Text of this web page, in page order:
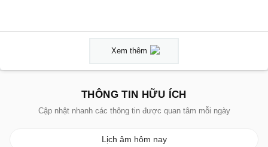
Xem thêm
THÔNG TIN HỮU ÍCH
Cập nhật nhanh các thông tin được quan tâm mỗi ngày
Lịch âm hôm nay